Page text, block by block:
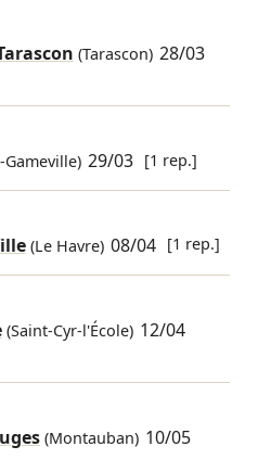
(Tarascon) 28/03
29/03 [1 rep.]
(Le Havre) 08/04 [1 rep.]
(Saint-Cyr-l'École) 12/04
(Montauban) 10/05